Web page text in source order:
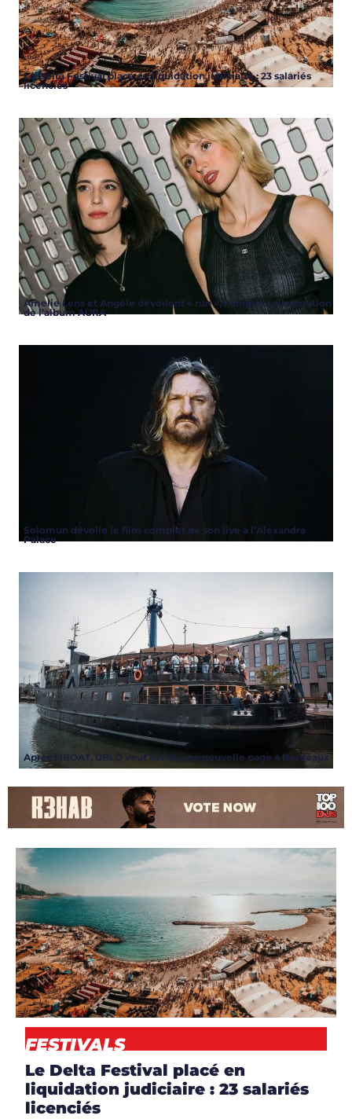
Le Delta Festival placé en liquidation judiciaire : 23 salariés
licenciés
Amelie Lens et Angèle dévoilent « run », l’unique collaboration
de l’album AURA
Solomun dévoile le film complet de son live à l’Alexandra
Palace
Après l’IBOAT, UBLO veut écrire une nouvelle page à Bordeaux
ARTICLES,EVENT,
NEWS
FESTIVALS
Le Delta Festival placé en
liquidation judiciaire : 23 salariés
licenciés